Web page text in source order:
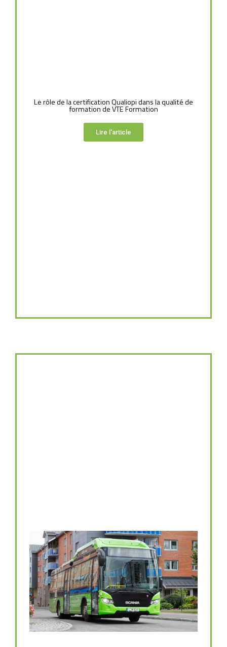
Le rôle de la certification Qualiopi dans la qualité de
formation de VTE Formation
Lire l'article